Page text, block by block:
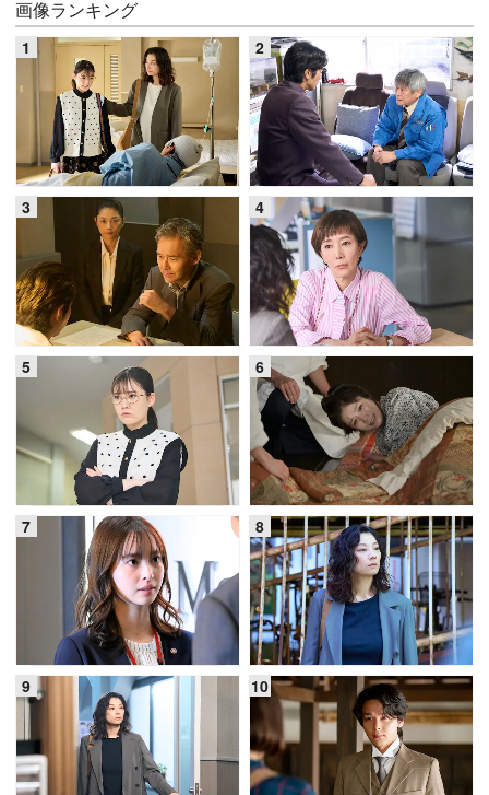
画像ランキング